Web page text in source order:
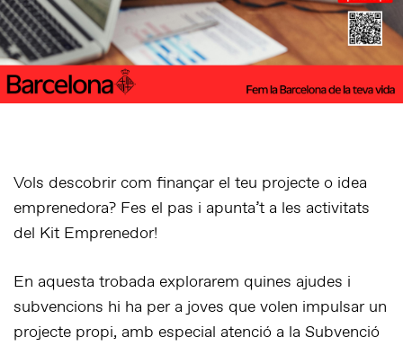
Vols descobrir com finançar el teu projecte o idea
emprenedora? Fes el pas i apunta’t a les activitats
del Kit Emprenedor!
En aquesta trobada explorarem quines ajudes i
subvencions hi ha per a joves que volen impulsar un
projecte propi, amb especial atenció a la Subvenció